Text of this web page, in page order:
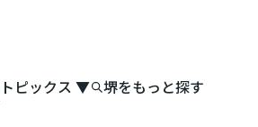
トピックス ▼ 堺をもっと探す